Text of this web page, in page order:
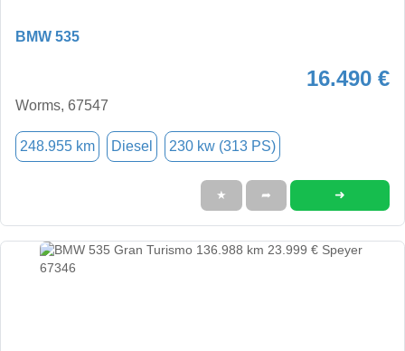
BMW 535
16.490 €
Worms, 67547
248.955 km Diesel 230 kw (313 PS)
★ ➦ ➜